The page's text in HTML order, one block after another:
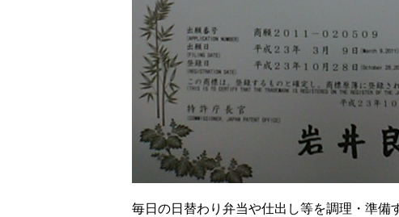
毎日の日替わり弁当や仕出し等を調理・準備